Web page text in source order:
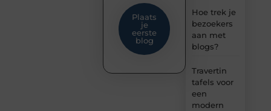
Hoe trek je
bezoekers
aan met
blogs?
Travertin
tafels voor
een
modern
Plaats
je
eerste
blog